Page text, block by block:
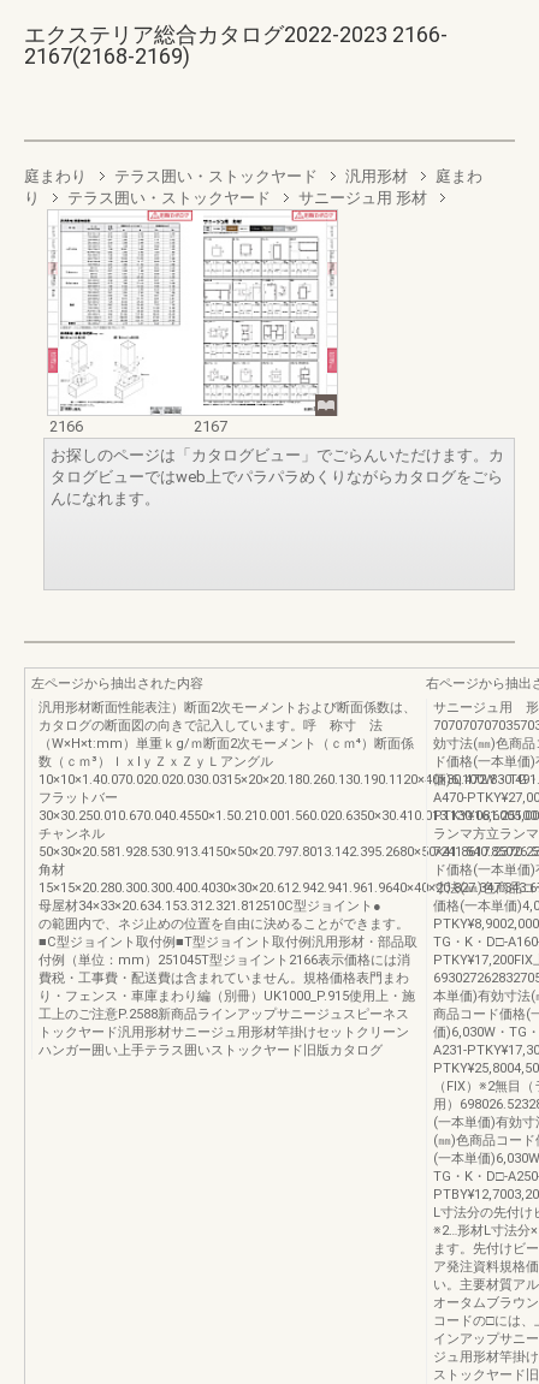
エクステリア総合カタログ2022-2023 2166-
2167(2168-2169)
庭まわり テラス囲い・ストックヤード 汎用形材
庭まわ
り
テラス囲い・ストックヤード サニージュ用 形材
2166
2167
お探しのページは「カタログビュー」でごらんいただけます。カ
タログビューではweb上でパラパラめくりながらカタログをごら
んになれます。
左ページから抽出された内容
汎用形材断面性能表注）断面2次モーメントおよび断面係数は、
カタログの断面図の向きで記入しています。呼 称寸 法
（W×H×t:mm）単重ｋg/ｍ断面2次モーメント（ｃｍ⁴）断面係
数（ｃｍ³）ＩｘIｙＺｘＺｙＬアングル
フラットバー
チャンネル
角材
母屋材34×33×20.634.153.312.321.812510C型ジョイント●
の範囲内で、ネジ止めの位置を自由に決めることができます。
■C型ジョイント取付例■T型ジョイント取付例汎用形材・部品取
付例（単位：mm）251045T型ジョイント2166表示価格には消
費税・工事費・配送費は含まれていません。規格価格表門まわ
り・フェンス・車庫まわり編（別冊）UK1000_P.915使用上・施
工上のご注意P.2588新商品ラインアップサニージュスピーネス
トックヤード汎用形材サニージュ用形材竿掛けセットクリーン
ハンガー囲い上手テラス囲いストックヤード旧版カタログ
右ページから抽出
サニージュ用 形
効寸法(㎜)色商
ド価格(一本単価
価)6,100W・TG
A470-
ランマ方立ラン
ド価格(一本単価
寸法(㎜)色商品
価格(一本単価
TG・K・D□-
本単価)有効寸法
商品コード価格(
価)6,030W・TG
A231-
（FIX）※2無目
用）
(一本単価)有効
(㎜)色商品コー
(一本単価
TG・K・D□-
L寸法分の先付
※2…形材L寸法分
ます。先付けビ
ア発注資料規格
い。主要材質ア
オータムブラウ
コードの□には、
インアップサニ
ジュ用形材竿掛
ストックヤード